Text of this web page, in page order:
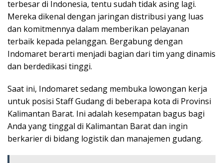
terbesar di Indonesia, tentu sudah tidak asing lagi.
Mereka dikenal dengan jaringan distribusi yang luas
dan komitmennya dalam memberikan pelayanan
terbaik kepada pelanggan. Bergabung dengan
Indomaret berarti menjadi bagian dari tim yang dinamis
dan berdedikasi tinggi.
Saat ini, Indomaret sedang membuka lowongan kerja
untuk posisi Staff Gudang di beberapa kota di Provinsi
Kalimantan Barat. Ini adalah kesempatan bagus bagi
Anda yang tinggal di Kalimantan Barat dan ingin
berkarier di bidang logistik dan manajemen gudang.